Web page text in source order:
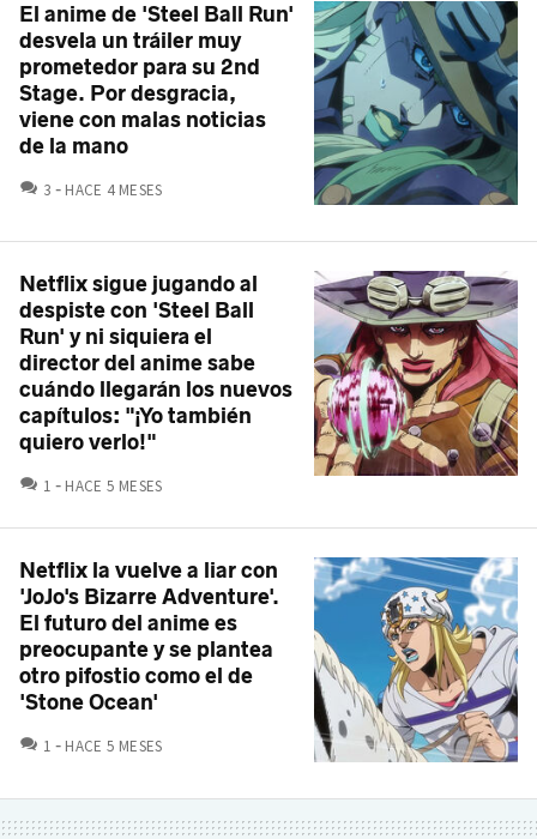
El anime de 'Steel Ball Run'
desvela un tráiler muy
prometedor para su 2nd
Stage. Por desgracia,
viene con malas noticias
de la mano
3 COMENTARIOS
HACE 4 MESES
Netflix sigue jugando al
despiste con 'Steel Ball
Run' y ni siquiera el
director del anime sabe
cuándo llegarán los nuevos
capítulos: "¡Yo también
quiero verlo!"
1 COMENTARIOS
HACE 5 MESES
Netflix la vuelve a liar con
'JoJo's Bizarre Adventure'.
El futuro del anime es
preocupante y se plantea
otro pifostio como el de
'Stone Ocean'
1 COMENTARIOS
HACE 5 MESES